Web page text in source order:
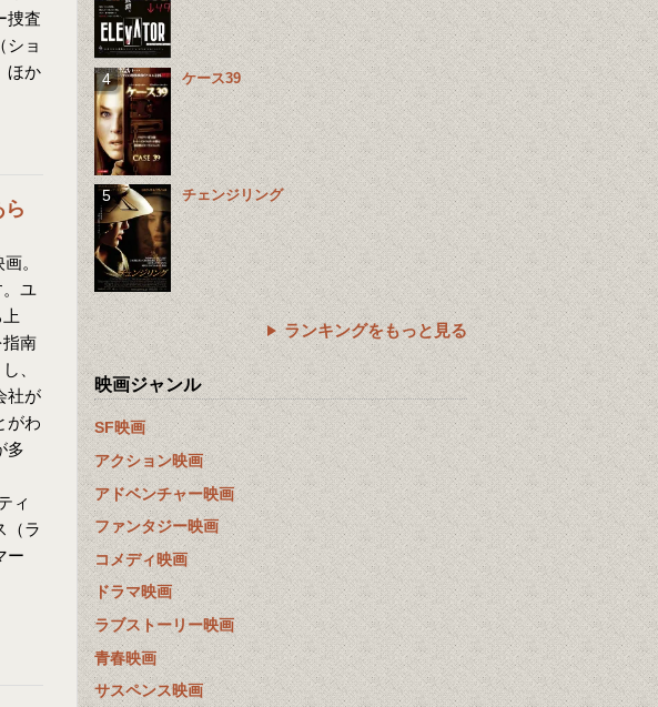
捜査
ショ
ほか
ら
。
ユ
南
、
社が
がわ
多
ィ
（ラ
ー
ケース39
チェンジリング
ランキングをもっと見る
映画ジャンル
SF映画
アクション映画
アドベンチャー映画
ファンタジー映画
コメディ映画
ドラマ映画
ラブストーリー映画
青春映画
サスペンス映画